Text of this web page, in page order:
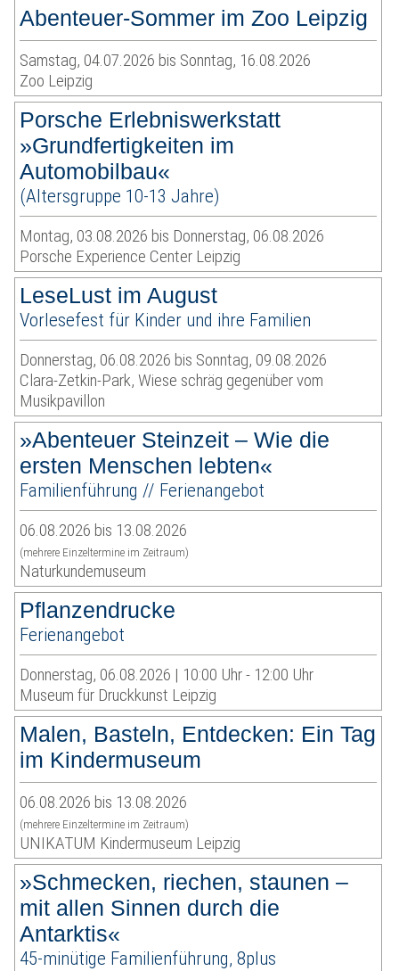
Abenteuer-Sommer im Zoo Leipzig
Samstag, 04.07.2026 bis Sonntag, 16.08.2026
Zoo Leipzig
Porsche Erlebniswerkstatt
»Grundfertigkeiten im
Automobilbau«
(Altersgruppe 10-13 Jahre)
Montag, 03.08.2026 bis Donnerstag, 06.08.2026
Porsche Experience Center Leipzig
LeseLust im August
Vorlesefest für Kinder und ihre Familien
Donnerstag, 06.08.2026 bis Sonntag, 09.08.2026
Clara-Zetkin-Park, Wiese schräg gegenüber vom
Musikpavillon
»Abenteuer Steinzeit – Wie die
ersten Menschen lebten«
Familienführung // Ferienangebot
06.08.2026 bis 13.08.2026
(mehrere Einzeltermine im Zeitraum)
Naturkundemuseum
Pflanzendrucke
Ferienangebot
Donnerstag, 06.08.2026 | 10:00 Uhr - 12:00 Uhr
Museum für Druckkunst Leipzig
Malen, Basteln, Entdecken: Ein Tag
im Kindermuseum
06.08.2026 bis 13.08.2026
(mehrere Einzeltermine im Zeitraum)
UNIKATUM Kindermuseum Leipzig
»Schmecken, riechen, staunen –
mit allen Sinnen durch die
Antarktis«
45-minütige Familienführung, 8plus